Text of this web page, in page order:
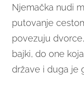
Njemačka nudi
putovanje
povezuju
bajki, do one
države i duga je